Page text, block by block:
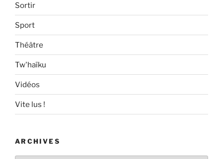
Sortir
Sport
Théâtre
Tw'haïku
Vidéos
Vite lus !
ARCHIVES